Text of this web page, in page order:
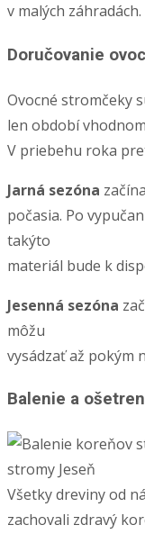
v malých záhradách.
Doručovanie
Ovocné stromčeky
len období
V priebehu roka
Jarná sezóna
počasia. Po
takýto
materiál bude k
Jesenná sezóna
môžu
vysádzať až pokým
Balenie a
Všetky dreviny od
zachovali zdravý